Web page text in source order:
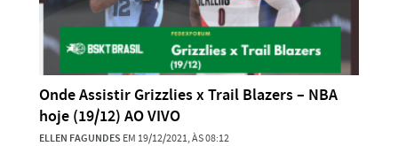
Onde Assistir Grizzlies x Trail Blazers – NBA
hoje (19/12) AO VIVO
ELLEN FAGUNDES EM 19/12/2021, ÀS 08:12